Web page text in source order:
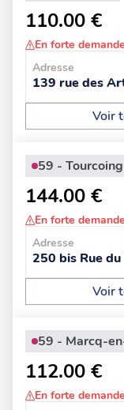
110.00 €
En forte demande
Adresse
139 rue des
Voir
59 - Tourcoing
144.00 €
En forte demande
Adresse
250 bis Rue
Voir
59 - Marcq-
112.00 €
En forte demande